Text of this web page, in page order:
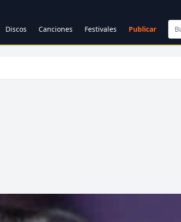
Discos Canciones Festivales Publicar